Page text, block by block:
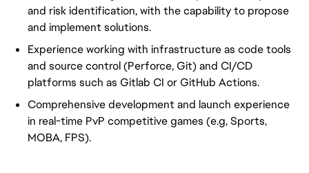
and risk identification, with the capability to propose
and implement solutions.
Experience working with infrastructure as code tools
and source control (Perforce, Git) and CI/CD
platforms such as Gitlab CI or GitHub Actions.
Comprehensive development and launch experience
in real-time PvP competitive games (e.g, Sports,
MOBA, FPS).